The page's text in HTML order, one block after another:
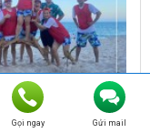
Gọi ngay Gửi mail